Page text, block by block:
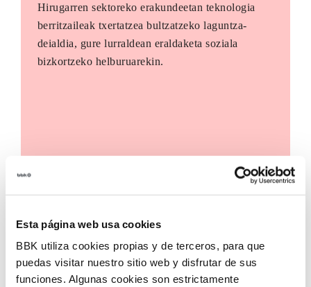
Esta página web usa cookies
BBK utiliza cookies propias y de terceros, para que
puedas visitar nuestro sitio web y disfrutar de sus
funciones. Algunas cookies son estrictamente
Hirugarren sektoreko erakundeetan teknologia
berritzaileak txertatzea bultzatzeko laguntza-
deialdia, gure lurraldean eraldaketa soziala
bizkortzeko helburuarekin.